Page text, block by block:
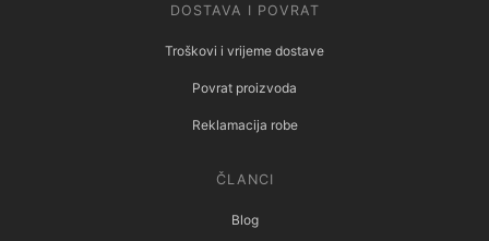
DOSTAVA I POVRAT
Troškovi i vrijeme dostave
Povrat proizvoda
Reklamacija robe
ČLANCI
Blog